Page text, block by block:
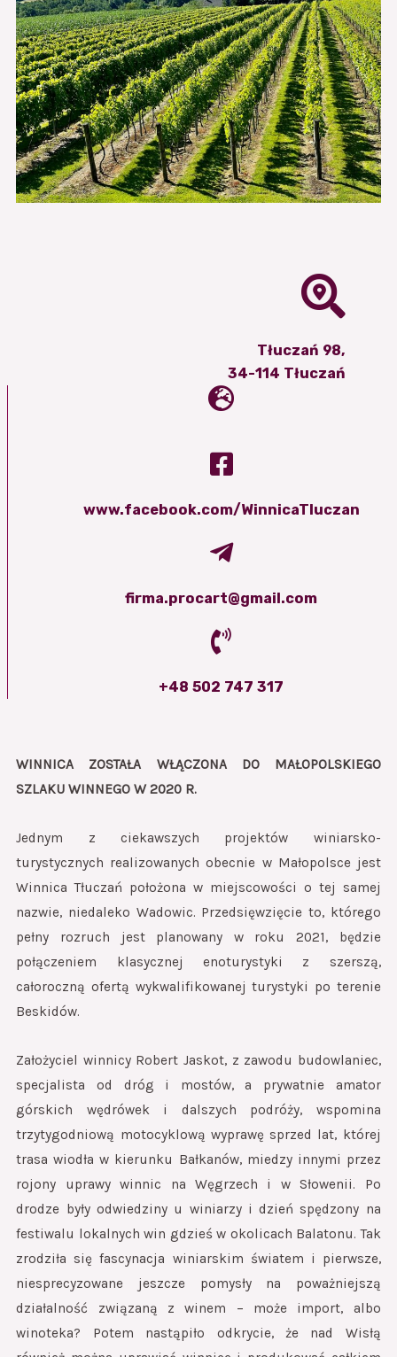
Tłuczań 98,
34-114 Tłuczań
www.facebook.com/WinnicaTluczan
firma.procart@gmail.com
+48 502 747 317
WINNICA ZOSTAŁA WŁĄCZONA DO MAŁOPOLSKIEGO
SZLAKU WINNEGO W 2020 R.
Jednym z ciekawszych projektów winiarsko-
turystycznych realizowanych obecnie w Małopolsce jest
Winnica Tłuczań położona w miejscowości o tej samej
nazwie, niedaleko Wadowic. Przedsięwzięcie to, którego
pełny rozruch jest planowany w roku 2021, będzie
połączeniem klasycznej enoturystyki z szerszą,
całoroczną ofertą wykwalifikowanej turystyki po terenie
Beskidów.
Założyciel winnicy Robert Jaskot, z zawodu budowlaniec,
specjalista od dróg i mostów, a prywatnie amator
górskich wędrówek i dalszych podróży, wspomina
trzytygodniową motocyklową wyprawę sprzed lat, której
trasa wiodła w kierunku Bałkanów, miedzy innymi przez
rojony uprawy winnic na Węgrzech i w Słowenii. Po
drodze były odwiedziny u winiarzy i dzień spędzony na
festiwalu lokalnych win gdzieś w okolicach Balatonu. Tak
zrodziła się fascynacja winiarskim światem i pierwsze,
niesprecyzowane jeszcze pomysły na poważniejszą
działalność związaną z winem – może import, albo
winoteka? Potem nastąpiło odkrycie, że nad Wisłą